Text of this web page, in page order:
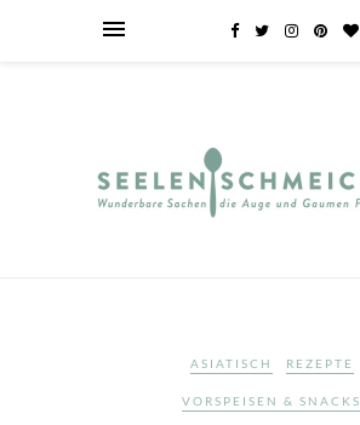
ASIATISCH REZEPTE
VORSPEISEN & SNACKS